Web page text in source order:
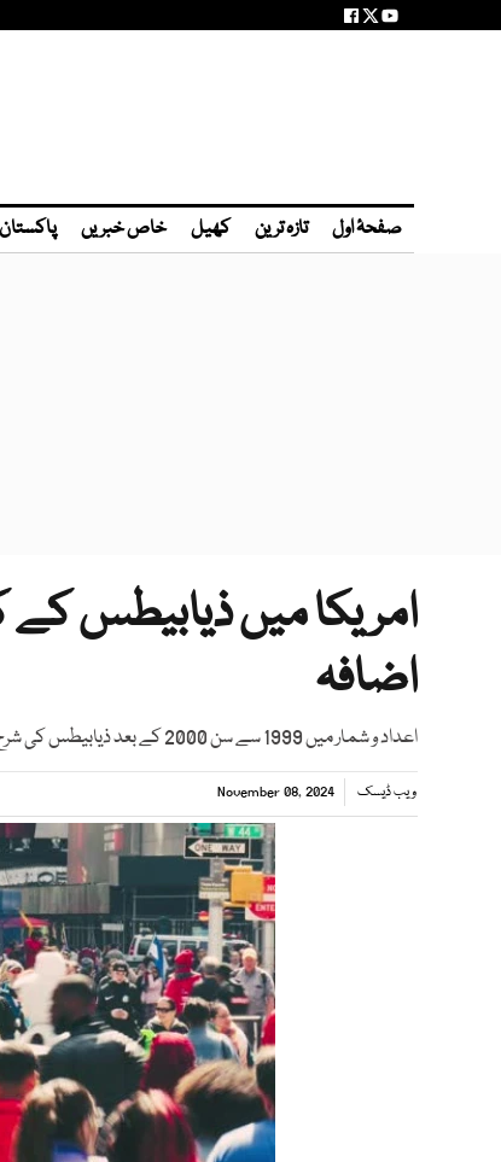
صفحۂ اول تازہ ترین کھیل خاص خبریں پاکستان
امریکا میں ذیابیطس
اضافہ
اعداد و شمار میں 1999 سے سن 2000 کے بعد ذیابیطس کی شرح میں بڑا اضافہ پایا گیا
ویب ڈیسک November 08, 2024